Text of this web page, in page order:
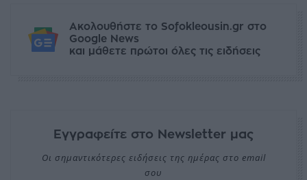
Ακολουθήστε το Sofokleousin.gr στο
Google News
και μάθετε πρώτοι όλες τις ειδήσεις
Εγγραφείτε στο Newsletter μας
Οι σημαντικότερες ειδήσεις της ημέρας στο email
σου